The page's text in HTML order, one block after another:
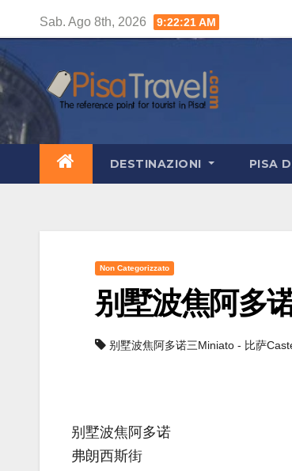
contenuto
Sab. Ago 8th, 2026 9:22:22 AM
DESTINAZIONI PISA
Non Categorizzato
别墅波焦阿多
别墅波焦阿多诺三Miniato - 比萨
别墅波焦阿多诺
弗朗西斯街